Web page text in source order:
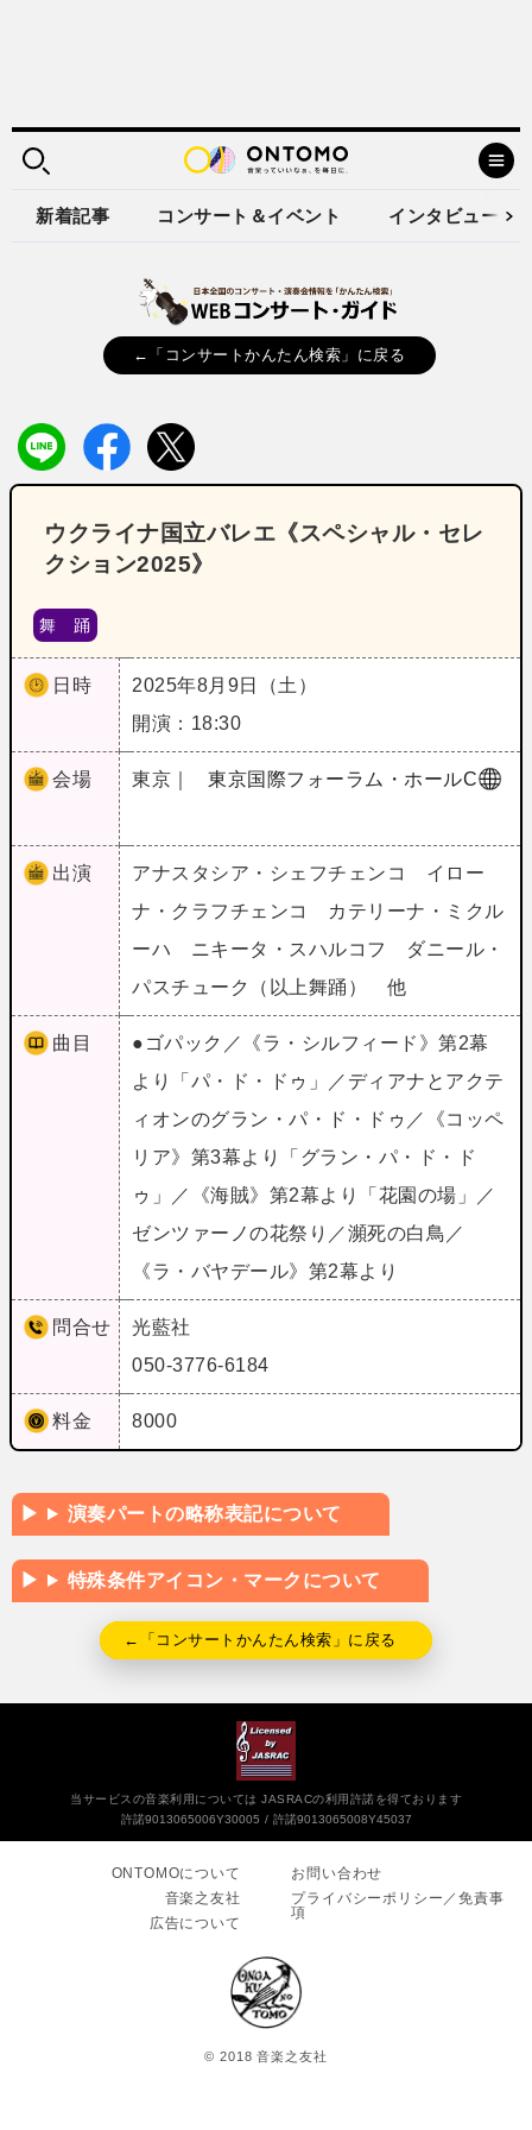
新着記事 コンサート＆イベント インタビュー
←「コンサートかんたん検索」に戻る
ウクライナ国立バレエ《スペシャル・セレ
クション2025》
舞 踊
日時
2025年8月9日（土）
開演：18:30
会場 東京｜ 東京国際フォーラム・ホールC
出演
アナスタシア・シェフチェンコ イロー
ナ・クラフチェンコ カテリーナ・ミクル
ーハ ニキータ・スハルコフ ダニール・
パスチューク（以上舞踊） 他
曲目
●ゴパック／《ラ・シルフィード》第2幕
より「パ・ド・ドゥ」／ディアナとアクテ
ィオンのグラン・パ・ド・ドゥ／《コッペ
リア》第3幕より「グラン・パ・ド・ド
ゥ」／《海賊》第2幕より「花園の場」／
ゼンツァーノの花祭り／瀕死の白鳥／
《ラ・バヤデール》第2幕より
問合せ
光藍社
050-3776-6184
料金 8000
演奏パートの略称表記について
特殊条件アイコン・マークについて
←「コンサートかんたん検索」に戻る
当サービスの音楽利用については JASRACの利用許諾を得ております
許諾9013065006Y30005
許諾9013065008Y45037
ONTOMOについて
音楽之友社
広告について
お問い合わせ
プライバシーポリシー／免責事
項
© 2018 音楽之友社